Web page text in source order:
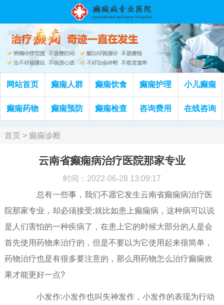
网站首页 癫痫人群 癫痫饮食 癫痫护理 小儿癫痫
癫痫药物 癫痫预防 癫痫检查 咨询费用 在线咨询
首页> 癫痫诊断
云南省癫痫病治疗医院那家专业
时间：2022-06-28 13:09:17
总有一些事，我们不愿它发生云南省癫痫病治疗医
院那家专业，却必须接受;就比如患上癫痫病，这种病可以说
是人们害怕的一种疾病了，在患上它的时候大部分的人是会
首先使用药物来治疗的，但是不要以为它使用起来很简单，
药物治疗也是有很多要注意的，那么用药物怎么治疗癫痫效
果才能更好一点?
小发作:小发作也叫失神发作，小发作的表现为行动